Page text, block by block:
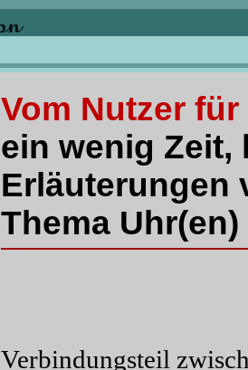
Vom Nutzer
ein wenig Zeit,
Erläuterungen
Thema
Verbindungsteil